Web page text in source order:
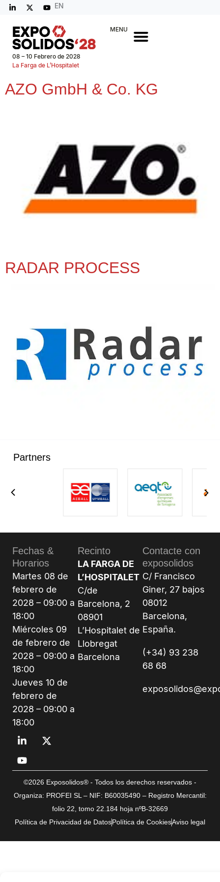
EN
08 – 10 Febrero de 2028
La Farga de L’Hospitalet
MENU
AZO GmbH & Co. KG
RADAR PROCESS
Partners
Fechas &
Horarios
Martes 08 de
febrero de
2028 – 09:00 a
18:00
Miércoles 09
de febrero de
2028 – 09:00 a
18:00
Jueves 10 de
febrero de
2028 – 09:00 a
18:00
Recinto
LA FARGA DE
L’HOSPITALET
C/de
Barcelona, 2
08901
L’Hospitalet de
Llobregat
Barcelona
Contacte con
exposolidos
C/ Francisco
Giner, 27 bajos
08012
Barcelona,
España.
(+34) 93 238
68 68
©2026 Exposolidos® - Todos los derechos reservados -
Organiza: PROFEI SL – NIF: B60035490 – Registro Mercantil:
folio 22, tomo 22.184 hoja nºB-32669
Política de Privacidad de DatosPolítica de CookiesAviso legal